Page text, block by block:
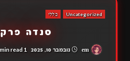
Uncategorized כללי
סנדה פרק 6
נובמבר 10, 2025 1 min read